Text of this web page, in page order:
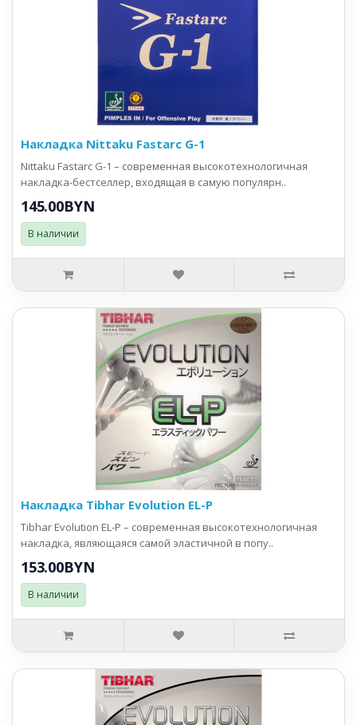
Накладка Nittaku Fastarc G-1
Nittaku Fastarc G-1 – современная высокотехнологичная
накладка-бестселлер, входящая в самую популярн..
145.00BYN
В наличии
Накладка Tibhar Evolution EL-P
Tibhar Evolution EL-P – современная высокотехнологичная
накладка, являющаяся самой эластичной в попу..
153.00BYN
В наличии